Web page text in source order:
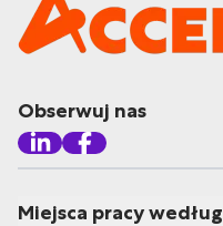
Obserwuj nas
Miejsca pracy